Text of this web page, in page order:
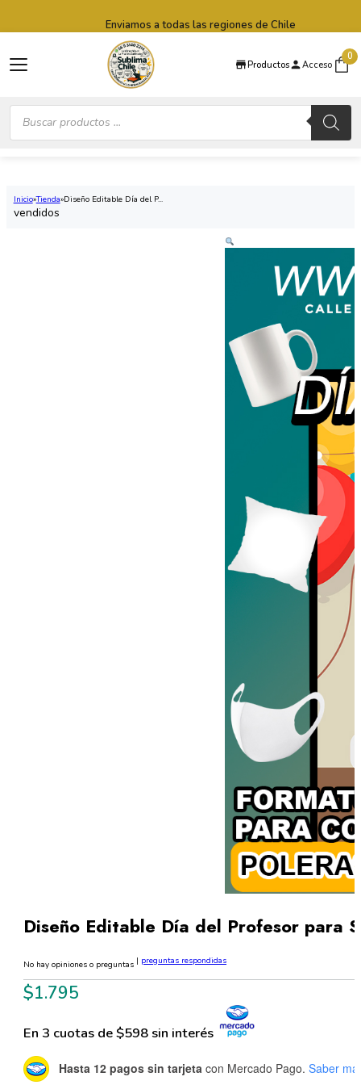
Productos Acceso
0
Búsqueda
productos
Enviamos a todas las regiones de Chile
Inicio Tienda Diseño Editable Día del P...
vendidos
Diseño Editable Día del Profesor para
No hay opiniones o preguntas | preguntas respondidas
$1.795
En 3 cuotas de $598 sin interés
Hasta 12 pagos sin tarjeta con Mercado Pago. Saber